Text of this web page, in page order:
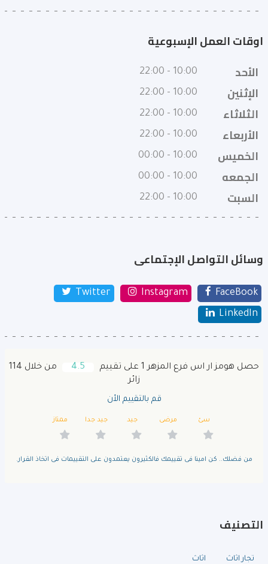
اوقات العمل الإسبوعية
الأحد
10:00 - 22:00
الإثنين 10:00 - 22:00
الثلاثاء 10:00 - 22:00
الأربعاء 10:00 - 22:00
الخميس 10:00 - 00:00
الجمعه 10:00 - 00:00
السبت 10:00 - 22:00
وسائل التواصل الإجتماعى
FaceBook
Instagram
Twitter
LinkedIn
حصل هومز ار اس فرع المزهر 1 على تقييم 4.5
من خلال 114
زائر
قم بالتقييم الأن
سئ مرضى جيد جيد جدا ممتاز
من فضلك.. كن امينا فى تقييمك فالكثيرون يعتمدون على التقييمات فى اتخاذ القرار.
التصنيف
تجار اثاث اثاث